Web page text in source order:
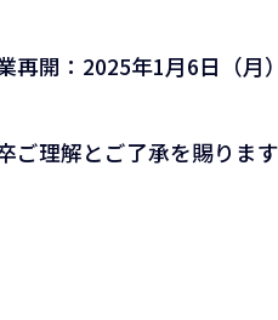
開：2025年1月6日（月）
理解とご了承を賜ります